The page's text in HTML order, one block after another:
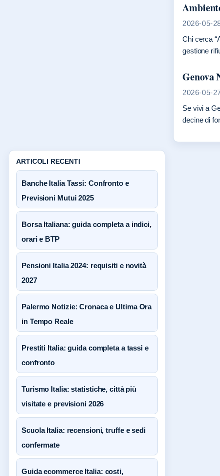
2026-05-
Chi cerca
gestione
Genova
2026-05-
Se vivi a
decine di
ARTICOLI RECENTI
Banche Italia Tassi: Confronto e
Previsioni Mutui 2025
Borsa Italiana: guida completa a indici,
orari e BTP
Pensioni Italia 2024: requisiti e novità
2027
Palermo Notizie: Cronaca e Ultima Ora
in Tempo Reale
Prestiti Italia: guida completa a tassi e
confronto
Turismo Italia: statistiche, città più
visitate e previsioni 2026
Scuola Italia: recensioni, truffe e sedi
confermate
Guida ecommerce Italia: costi,